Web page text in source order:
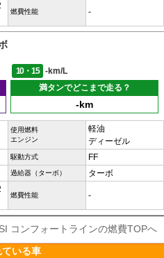
燃費性能 -
10・15
-km/L
満タンでどこまで走る？
-km
使用燃料
エンジン
軽油
ディーゼル
駆動方式 FF
過給器（ターボ） ターボ
燃費性能 -
コンフォートラインの燃費TOPへ
いる車